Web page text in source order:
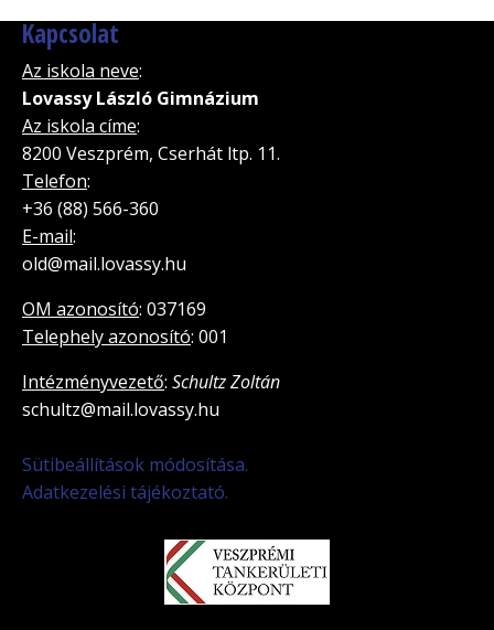
Kapcsolat
Az iskola neve:
Lovassy László Gimnázium
Az iskola címe:
8200 Veszprém, Cserhát ltp. 11.
Telefon:
+36 (88) 566-360
E-mail:
old@mail.lovassy.hu
OM azonosító: 037169
Telephely azonosító: 001
Intézményvezető: Schultz Zoltán
schultz@mail.lovassy.hu
Sütibeállítások módosítása.
Adatkezelési tájékoztató.